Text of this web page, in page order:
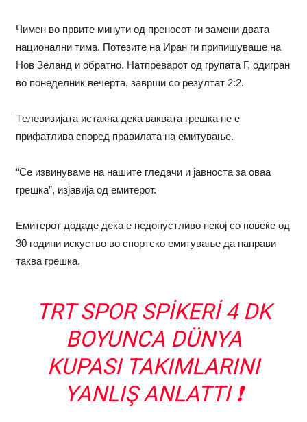
Чимен во првите минути од преносот ги замени двата
национални тима. Потезите на Иран ги припишуваше на
Нов Зеланд и обратно. Натпреварот од групата Г, одигран
во понеделник вечерта, заврши со резултат 2:2.
Tелевизијата истакна дека ваквата грешка не е
прифатлива според правилата на емитување.
“Се извинуваме на нашите гледачи и јавноста за оваа
грешка”, изјавија од емитерот.
Емитерот додаде дека е недопустливо некој со повеќе од
30 години искуство во спортско емитување да направи
таква грешка.
TRT SPOR SPIKERI 4 DK
BOYUNCA DÜNYA
KUPASI TAKIMLARINI
YANLIŞ ANLATTI ❗️